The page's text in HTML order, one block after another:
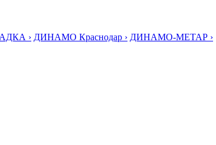
› ДИНАМО Краснодар › ДИНАМО-МЕТАР ›